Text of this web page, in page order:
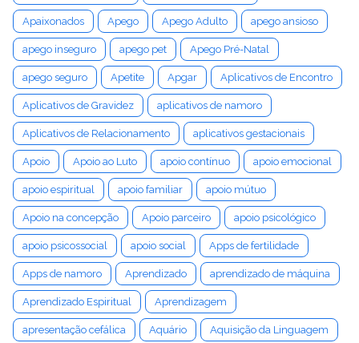
Apaixonados Apego Apego Adulto apego ansioso
apego inseguro apego pet Apego Pré-Natal
apego seguro Apetite Apgar Aplicativos de Encontro
Aplicativos de Gravidez aplicativos de namoro
Aplicativos de Relacionamento aplicativos gestacionais
Apoio Apoio ao Luto apoio contínuo apoio emocional
apoio espiritual apoio familiar apoio mútuo
Apoio na concepção Apoio parceiro apoio psicológico
apoio psicossocial apoio social Apps de fertilidade
Apps de namoro Aprendizado aprendizado de máquina
Aprendizado Espiritual Aprendizagem
apresentação cefálica Aquário Aquisição da Linguagem